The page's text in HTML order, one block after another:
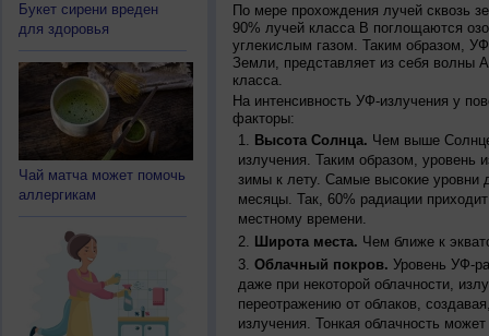
Букет сирени вреден
для здоровья
Чай матча может помочь
аллергикам
По мере прохождения лучей сквозь
90% лучей класса B поглощаются
углекислым газом. Таким образом,
Земли, представляет из себя волны
класса.
На интенсивность УФ-излучения у
факторы:
Высота Солнца. Чем выше
излучения. Таким образом, уровень
зимы к лету. Самые высокие уровни
месяцы. Так, 60% радиации
местному времени.
Широта места. Чем ближе к
Облачный покров. Уровень УФ-
даже при некоторой облачности,
переотражению от облаков,
излучения. Тонкая облачность